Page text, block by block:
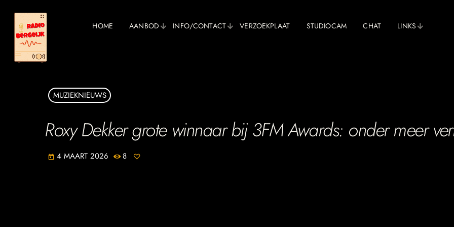
HOME AANBOD INFO/CONTACT VERZOEKPLAAT STUDIOCAM CHAT LINKS
MUZIEKNIEUWS
Roxy Dekker grote winnaar bij 3FM Awards: onder meer
today 4 MAART 2026 8